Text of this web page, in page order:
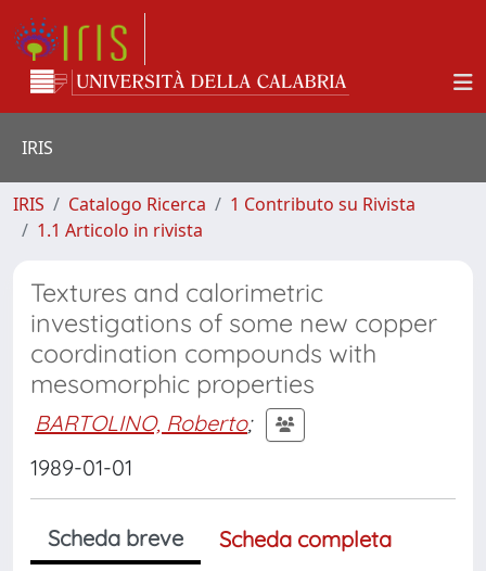
IRIS
IRIS Catalogo Ricerca
1 Contributo su Rivista
1.1 Articolo in rivista
Textures and calorimetric
investigations of some new copper
coordination compounds with
mesomorphic properties
BARTOLINO, Roberto;
1989-01-01
Scheda breve
Scheda completa